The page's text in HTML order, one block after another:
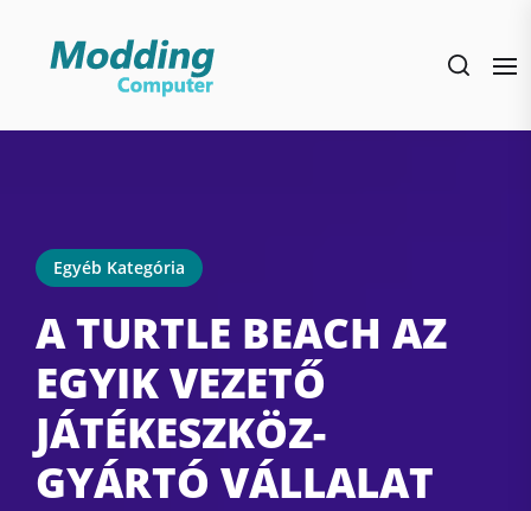
Egyéb Kategória
A TURTLE BEACH AZ
EGYIK VEZETŐ
JÁTÉKESZKÖZ-
GYÁRTÓ VÁLLALAT